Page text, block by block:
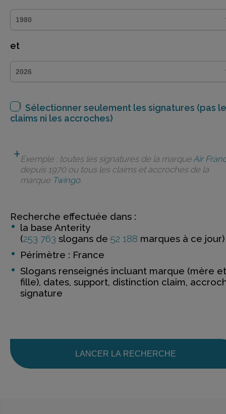
et
Sélectionner seulement les signatures (pas
claims ni les accroches)
Exemple : toutes les signatures de la marqueAir
depuis 1970 ou tous les claims et accroches de la
marque Twingo.
Recherche effectuée dans :
la base Anterity
(253 763 slogans de 52 188 marques à ce jour)
Périmètre : France
Slogans renseignés incluant marque (mère et
fille), dates, support, distinction claim,
signature
LANCER LA RECHERCHE